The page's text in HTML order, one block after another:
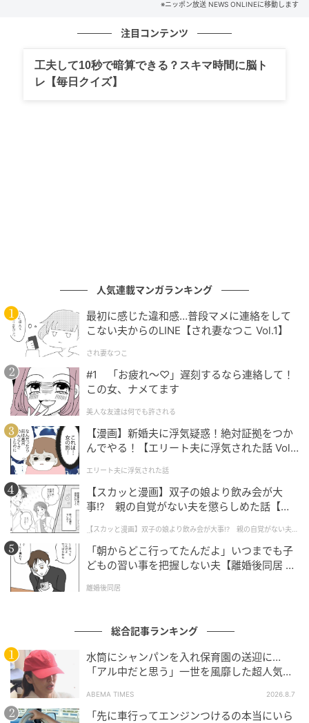
てしまう」と話した。
元記事で読む
※ニッポン放送 NEWS ONLINEに移動します
注目コンテンツ
工夫して10秒で暗算できる？スキマ時間に脳ト
レ【毎日クイズ】
人気連載マンガランキング
最初に感じた違和感…普段マメに連絡をして
こない夫からのLINE【され妻なつこ Vol.1】
され妻なつこ
#1 「お疲れ〜♡」遅刻するなら連絡して！
この女、ナメてます
美人な友達は何でも許される
【漫画】新婚夫に浮気疑惑！絶対証拠をつか
んでやる！【エリート夫に浮気された話 Vol.
エリート夫に浮気された話
【スカッと漫画】双子の娘より飲み会が大
事!? 親の自覚がない夫を懲らしめた話【第1
【スカッと漫画】双子の娘より飲み会が大事!? 親の自覚がない夫を
懲らしめた話
「朝からどこ行ってたんだよ」いつまでも子
どもの習い事を把握しない夫【離婚後同居 Vo
離婚後同居
総合記事ランキング
水筒にシャンパンを入れ保育園の送迎に…
「アル中だと思う」一世を風靡した超人気タ
ABEMA TIMES 2026.8.7
「先に車行ってエンジンつけるの本当にいら